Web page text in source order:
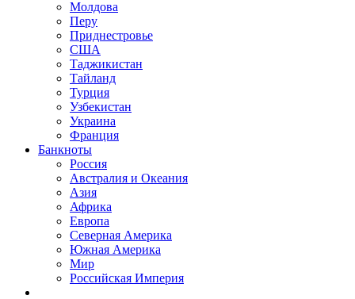
Молдова
Перу
Приднестровье
США
Таджикистан
Тайланд
Турция
Узбекистан
Украина
Франция
Банкноты
Россия
Австралия и Океания
Азия
Африка
Европа
Северная Америка
Южная Америка
Мир
Российская Империя